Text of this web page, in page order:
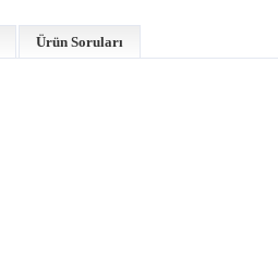
Ürün Soruları